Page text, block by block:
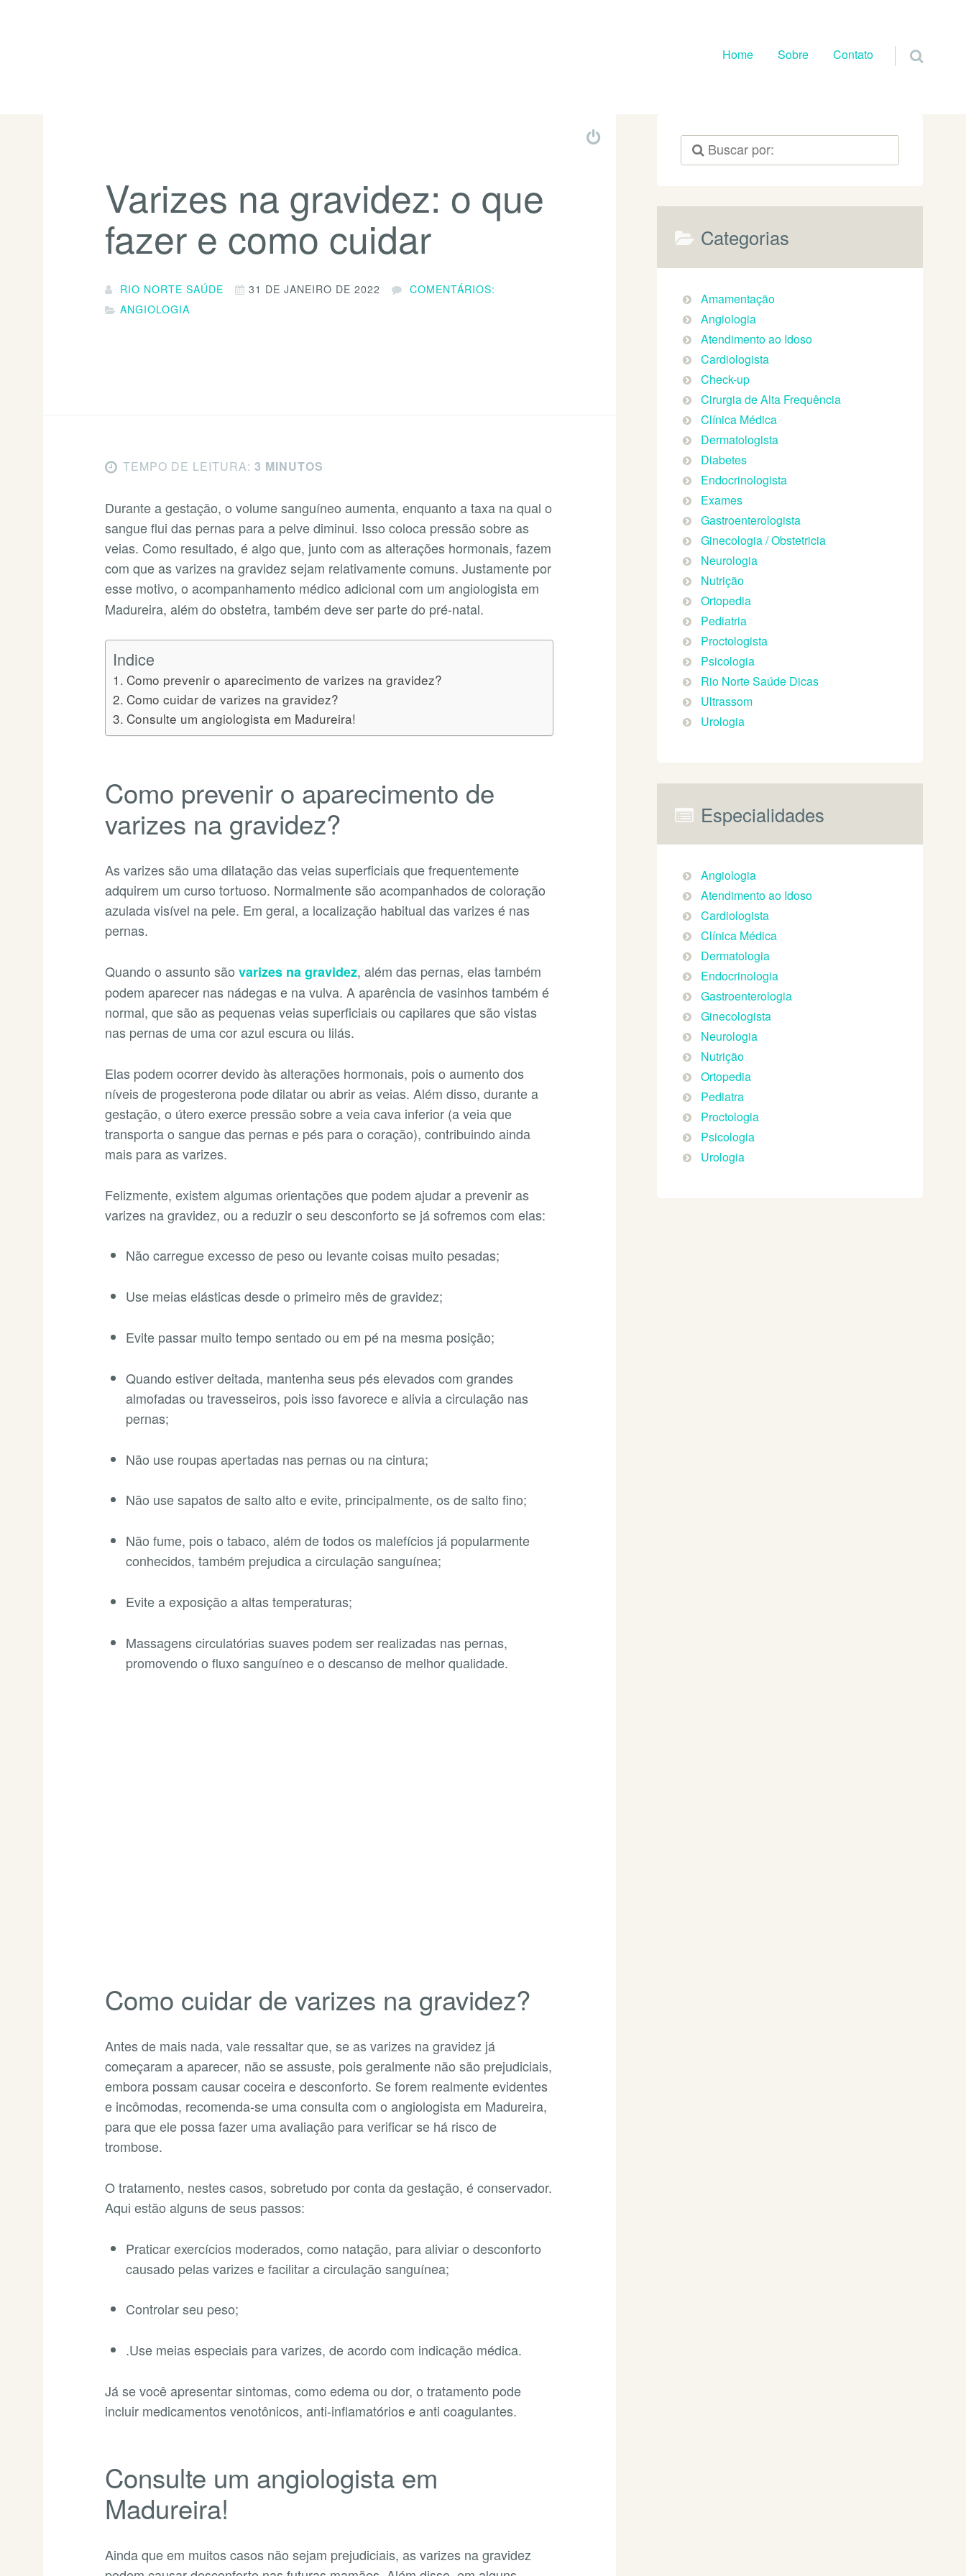
Pular para o conteúdo
Home Sobre Contato
Varizes na gravidez: o que
fazer e como cuidar
RIO NORTE SAÚDE 31 DE JANEIRO DE 2022
COMENTÁRIOS:
ANGIOLOGIA
TEMPO DE LEITURA: 3 MINUTOS
Durante a gestação, o volume sanguíneo aumenta, enquanto a taxa na qual o
sangue flui das pernas para a pelve diminui. Isso coloca pressão sobre as
veias. Como resultado, é algo que, junto com as alterações hormonais, fazem
com que as varizes na gravidez sejam relativamente comuns. Justamente por
esse motivo, o acompanhamento médico adicional com um angiologista em
Madureira, além do obstetra, também deve ser parte do pré-natal.
Indice
Como prevenir o aparecimento de varizes na gravidez?
Como cuidar de varizes na gravidez?
Consulte um angiologista em Madureira!
Como prevenir o aparecimento de
varizes na gravidez?
As varizes são uma dilatação das veias superficiais que frequentemente
adquirem um curso tortuoso. Normalmente são acompanhados de coloração
azulada visível na pele. Em geral, a localização habitual das varizes é nas
pernas.
Quando o assunto sãovarizes na gravidez, além das pernas, elas também
podem aparecer nas nádegas e na vulva. A aparência de vasinhos também é
normal, que são as pequenas veias superficiais ou capilares que são vistas
nas pernas de uma cor azul escura ou lilás.
Elas podem ocorrer devido às alterações hormonais, pois o aumento dos
níveis de progesterona pode dilatar ou abrir as veias. Além disso, durante a
gestação, o útero exerce pressão sobre a veia cava inferior (a veia que
transporta o sangue das pernas e pés para o coração), contribuindo ainda
mais para as varizes.
Felizmente, existem algumas orientações que podem ajudar a prevenir as
varizes na gravidez, ou a reduzir o seu desconforto se já sofremos com elas:
Não carregue excesso de peso ou levante coisas muito pesadas;
Use meias elásticas desde o primeiro mês de gravidez;
Evite passar muito tempo sentado ou em pé na mesma posição;
Quando estiver deitada, mantenha seus pés elevados com grandes
almofadas ou travesseiros, pois isso favorece e alivia a circulação nas
pernas;
Não use roupas apertadas nas pernas ou na cintura;
Não use sapatos de salto alto e evite, principalmente, os de salto fino;
Não fume, pois o tabaco, além de todos os malefícios já popularmente
conhecidos, também prejudica a circulação sanguínea;
Evite a exposição a altas temperaturas;
Massagens circulatórias suaves podem ser realizadas nas pernas,
promovendo o fluxo sanguíneo e o descanso de melhor qualidade.
Como cuidar de varizes na gravidez?
Antes de mais nada, vale ressaltar que, se as varizes na gravidez já
começaram a aparecer, não se assuste, pois geralmente não são prejudiciais,
embora possam causar coceira e desconforto. Se forem realmente evidentes
e incômodas, recomenda-se uma consulta com o angiologista em Madureira,
para que ele possa fazer uma avaliação para verificar se há risco de
trombose.
O tratamento, nestes casos, sobretudo por conta da gestação, é conservador.
Aqui estão alguns de seus passos:
Praticar exercícios moderados, como natação, para aliviar o desconforto
causado pelas varizes e facilitar a circulação sanguínea;
Controlar seu peso;
.Use meias especiais para varizes, de acordo com indicação médica.
Já se você apresentar sintomas, como edema ou dor, o tratamento pode
incluir medicamentos venotônicos, anti-inflamatórios e anti coagulantes.
Consulte um angiologista em
Madureira!
Ainda que em muitos casos não sejam prejudiciais, as varizes na gravidez
Categorias
Amamentação
Angiologia
Atendimento ao Idoso
Cardiologista
Check-up
Cirurgia de Alta Frequência
Clínica Médica
Dermatologista
Diabetes
Endocrinologista
Exames
Gastroenterologista
Ginecologia / Obstetricia
Neurologia
Nutrição
Ortopedia
Pediatria
Proctologista
Psicologia
Rio Norte Saúde Dicas
Ultrassom
Urologia
Especialidades
Angiologia
Atendimento ao Idoso
Cardiologista
Clínica Médica
Dermatologia
Endocrinologia
Gastroenterologia
Ginecologista
Neurologia
Nutrição
Ortopedia
Pediatra
Proctologia
Psicologia
Urologia